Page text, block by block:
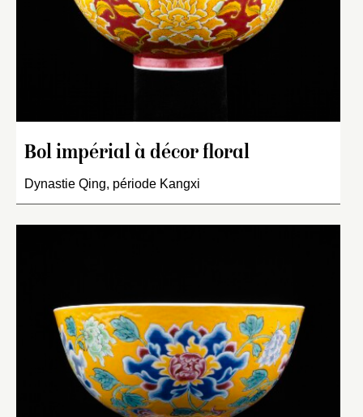
Bol impérial à décor floral
Dynastie Qing, période Kangxi